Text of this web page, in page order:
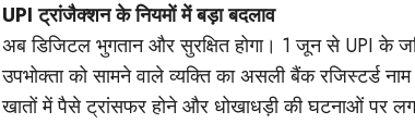
UPI ट्रांजैक्शन के नियमों में बड़ा बदलाव
अब डिजिटल भुगतान और सुरक्षित होगा। 1 जून से UPI के
उपभोक्ता को सामने वाले व्यक्ति का असली बैंक रजिस्टर्ड
खातों में पैसे ट्रांसफर होने और धोखाधड़ी की घटनाओं पर